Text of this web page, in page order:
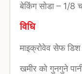
बेकिंग सोडा– 1/8
विधि
माइक्रोवेव सेफ
खमीर को गुनगुने